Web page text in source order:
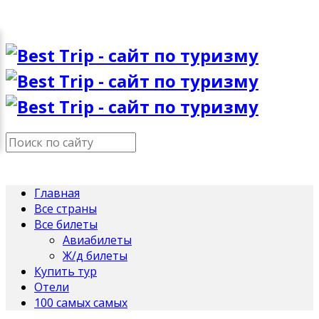
Главная
Все страны
Все билеты
Авиабилеты
Ж/д билеты
Купить тур
Отели
100 самых самых